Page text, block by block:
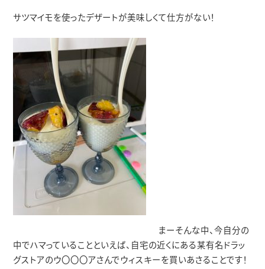
サツマイモを使ったデザートが美味しくて仕方がない！
まーそんな中、今自分の
中でハマっていることといえば、自宅の近くにある某有名ドラッ
グストアのウ〇〇〇アさんでウィスキーを買いあさることです！